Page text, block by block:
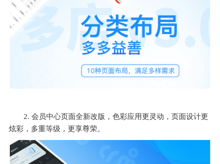
2. 会员中心页面全新改版，色彩应用更灵动，页面设计更
炫彩，多重等级，更享尊荣。